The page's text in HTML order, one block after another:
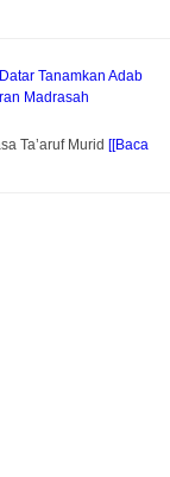
Tanamkan Adab
Madrasah
Ta’aruf Murid [[Baca